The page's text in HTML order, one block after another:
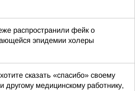
распространили фейк о
эпидемии холеры
сказать «спасибо» своему
другому медицинскому работнику,